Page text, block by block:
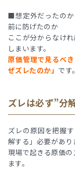
■想定外だったの
前に防げたのか
ここが分からなけ
しまいます。
原価管理で見るべ
ぜズレたのか」 です。
ズレは必ず”分
ズレの原因を把握
解する」必要があり
現場で起きる原価
ます。